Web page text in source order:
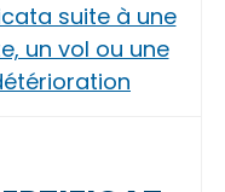
suite à une
un vol ou une